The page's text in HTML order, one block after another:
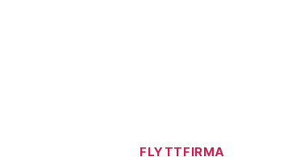
Kategorier
FLYTTFIRMA